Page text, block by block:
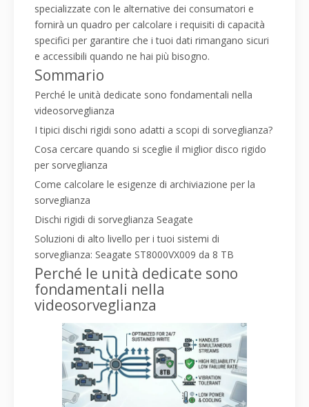
specializzate con le alternative dei consumatori e
fornirà un quadro per calcolare i requisiti di capacità
specifici per garantire che i tuoi dati rimangano sicuri
e accessibili quando ne hai più bisogno.
Sommario
Perché le unità dedicate sono fondamentali nella
videosorveglianza
I tipici dischi rigidi sono adatti a scopi di sorveglianza?
Cosa cercare quando si sceglie il miglior disco rigido
per sorveglianza
Come calcolare le esigenze di archiviazione per la
sorveglianza
Dischi rigidi di sorveglianza Seagate
Soluzioni di alto livello per i tuoi sistemi di
sorveglianza: Seagate ST8000VX009 da 8 TB
Perché le unità dedicate sono
fondamentali nella
videosorveglianza